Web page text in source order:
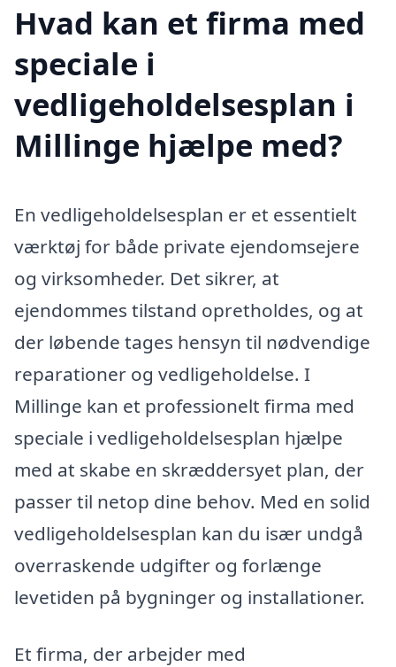
Hvad kan et firma med
speciale i
vedligeholdelsesplan i
Millinge hjælpe med?
En vedligeholdelsesplan er et essentielt
værktøj for både private ejendomsejere
og virksomheder. Det sikrer, at
ejendommes tilstand opretholdes, og at
der løbende tages hensyn til nødvendige
reparationer og vedligeholdelse. I
Millinge kan et professionelt firma med
speciale i vedligeholdelsesplan hjælpe
med at skabe en skræddersyet plan, der
passer til netop dine behov. Med en solid
vedligeholdelsesplan kan du især undgå
overraskende udgifter og forlænge
levetiden på bygninger og installationer.
Et firma, der arbejder med